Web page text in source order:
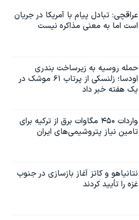
عراقچی: تبادل پیام با آمریکا در جریان
است اما به معنی مذاکره نیست
حمله روسیه به زیرساخت بندری
اودسا؛ زلنسکی از پرتاب ۶۱ موشک در
یک هفته خبر داد
واردات ۴۵۰ مگاوات برق از ترکیه برای
تامین نیاز پتروشیمی‌های ایران
نتانیاهو و کاتز آغاز بازسازی در جنوب
غزه را تأیید کردند